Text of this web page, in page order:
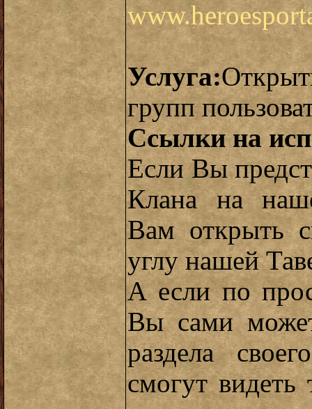
Услуга:
групп
Ссылки на
Если Вы
Клана на
Вам открыть
углу нашей
А если по
Вы сами
раздела
смогут видеть